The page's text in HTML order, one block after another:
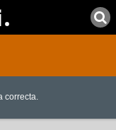
correcta.